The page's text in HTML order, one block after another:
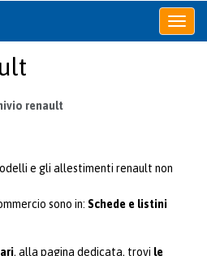
Apri
o
renault
e gli allestimenti renault non
sono in: Schede e listini
, alla pagina dedicata, trovi le